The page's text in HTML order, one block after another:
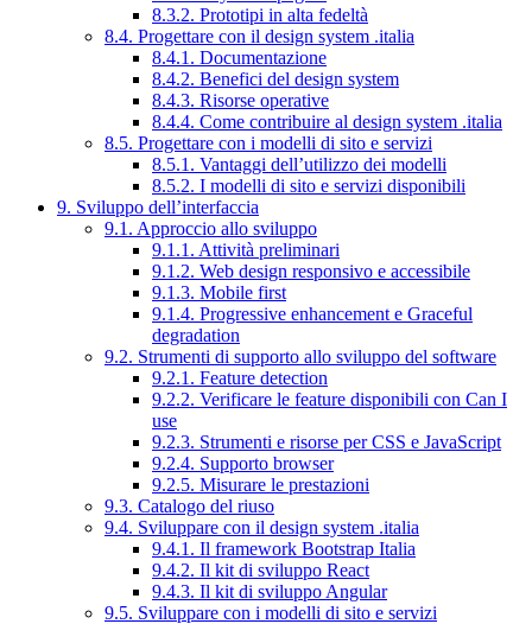
8.3.2. Prototipi in alta fedeltà
8.4. Progettare con il design system .italia
8.4.1. Documentazione
8.4.2. Benefici del design system
8.4.3. Risorse operative
8.4.4. Come contribuire al design system .italia
8.5. Progettare con i modelli di sito e servizi
8.5.1. Vantaggi dell’utilizzo dei modelli
8.5.2. I modelli di sito e servizi disponibili
9. Sviluppo dell’interfaccia
9.1. Approccio allo sviluppo
9.1.1. Attività preliminari
9.1.2. Web design responsivo e accessibile
9.1.3. Mobile first
9.1.4. Progressive enhancement e Graceful
degradation
9.2. Strumenti di supporto allo sviluppo del software
9.2.1. Feature detection
9.2.2. Verificare le feature disponibili con Can I
use
9.2.3. Strumenti e risorse per CSS e JavaScript
9.2.4. Supporto browser
9.2.5. Misurare le prestazioni
9.3. Catalogo del riuso
9.4. Sviluppare con il design system .italia
9.4.1. Il framework Bootstrap Italia
9.4.2. Il kit di sviluppo React
9.4.3. Il kit di sviluppo Angular
9.5. Sviluppare con i modelli di sito e servizi